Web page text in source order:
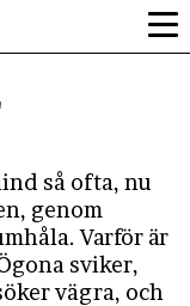
så ofta, nu
genom
Varför är
sviker,
vägra, och